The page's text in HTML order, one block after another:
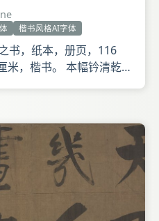
楷书风格AI字体
书，纸本，册页，116
米，楷书。 本幅钤清乾